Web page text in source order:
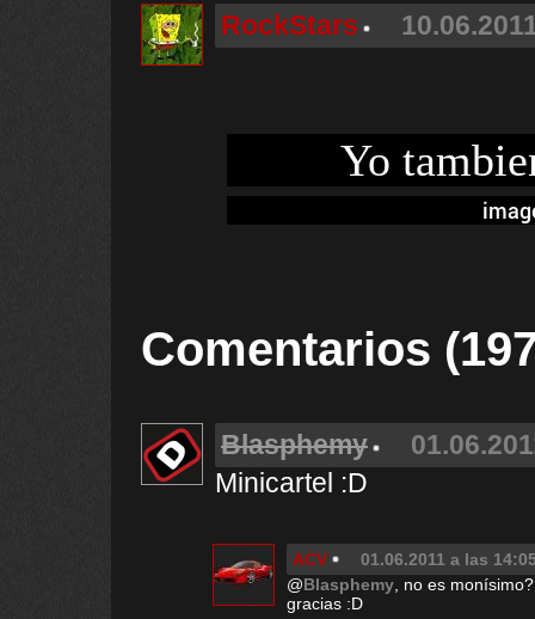
RockStars
Yo
Comentarios
Blasphemy
Minicartel :D
ACV
01.06.2011 a las
@Blasphemy , no es
gracias :D